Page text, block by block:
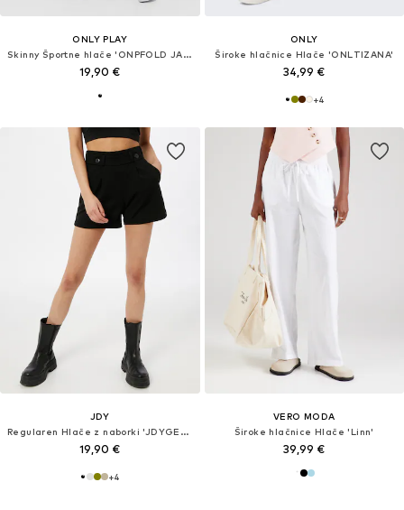
ONLY PLAY
Skinny Športne hlače 'ONPFOLD JAZZ'
19,90 €
ONLY
Široke hlačnice Hlače 'ONLTIZANA'
34,99 €
+4
JDY
Regularen Hlače z naborki 'JDYGEGGO'
19,90 €
+4
VERO MODA
Široke hlačnice Hlače 'Linn'
39,99 €